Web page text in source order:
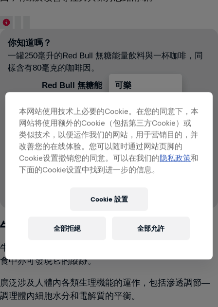
你知道嗎？
一罐250毫升的Red Bull 無糖能量飲料與一杯咖啡，同
樣含有80毫克的咖啡因。
Red Bull 無糖能
80毫克
每250毫升
79毫克
每 250毫升
可樂
~28毫克
每250毫升
濾掛式咖啡
~113毫克
每250毫升
紅茶
~57毫克
每250毫升
79毫克
每 250毫升
牛磺酸
牛磺酸是可在人體內自然產生的一種氨基酸，在日常飲
食中亦可發現它的蹤跡。
廣泛涉及人體內各類生理機能的運作，包括滲透調節—
調理體內細胞水分和電解質的平衡。
本网站使用技术上必要的Cookie。在您的同意下，本
网站将使用额外的Cookie（包括第三方Cookie）或
类似技术，以便运作我们的网站，用于营销目的，并
改善您的在线体验。您可以随时通过网站页脚的
Cookie设置撤销您的同意。可以在我们的隐私政策和
下面的Cookie设置中找到进一步的信息。
Cookie 設置
全部拒絕 全部允許